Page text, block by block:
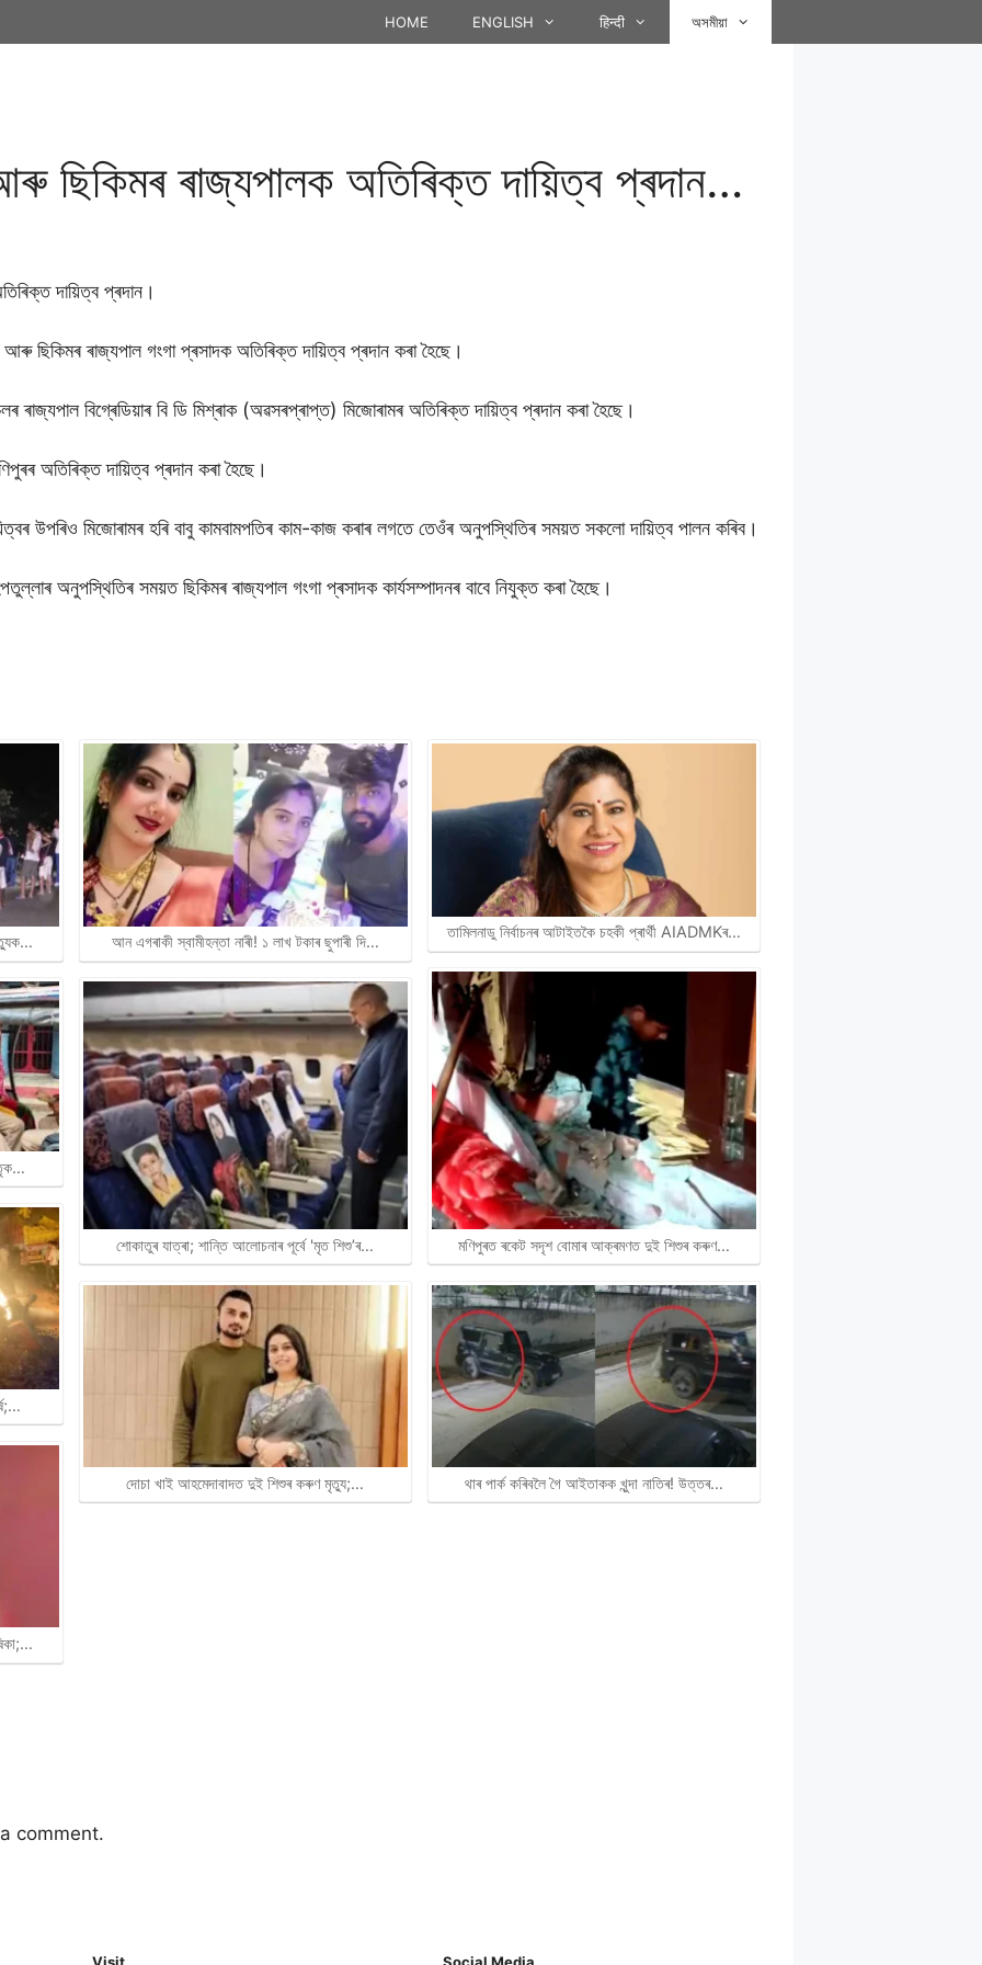
HOME ENGLISH हिन्दी অসমীয়া
ছিকিমৰ ৰাজ্যপালক অতিৰিক্ত দায়িত্ব প্ৰদান…
দায়িত্ব প্ৰদান।
আৰু ছিকিমৰ ৰাজ্যপাল গংগা প্ৰসাদক অতিৰিক্ত দায়িত্ব প্ৰদান কৰা হৈছে।
ৰাজ্যপাল বিগ্ৰেডিয়াৰ বি ডি মিশ্ৰাক (অৱসৰপ্ৰাপ্ত) মিজোৰামৰ অতিৰিক্ত দায়িত্ব প্ৰদান কৰা হৈছে।
অতিৰিক্ত দায়িত্ব প্ৰদান কৰা হৈছে।
উপৰিও মিজোৰামৰ হৰি বাবু কামবামপতিৰ কাম-কাজ কৰাৰ লগতে তেওঁৰ অনুপস্থিতিৰ সময়ত সকলো দায়িত্ব পালন কৰিব।
অনুপস্থিতিৰ সময়ত ছিকিমৰ ৰাজ্যপাল গংগা প্ৰসাদক কাৰ্যসম্পাদনৰ বাবে নিযুক্ত কৰা হৈছে।
আন এগৰাকী স্বামীহন্তা নাৰী! ১ লাখ টকাৰ ছুপাৰী দি…
শোকাতুৰ যাত্ৰা; শান্তি আলোচনাৰ পূৰ্বে 'মৃত শিশু’ৰ…
দোচা খাই আহমেদাবাদত দুই শিশুৰ কৰুণ মৃত্যু;…
তামিলনাডু নিৰ্বাচনৰ আটাইতকৈ চহকী প্ৰাৰ্থী AIADMKৰ…
মণিপুৰত ৰকেট সদৃশ বোমাৰ আক্ৰমণত দুই শিশুৰ কৰুণ…
থাৰ পাৰ্ক কৰিবলৈ গৈ আইতাকক খুন্দা নাতিৰ! উত্তৰ…
comment.